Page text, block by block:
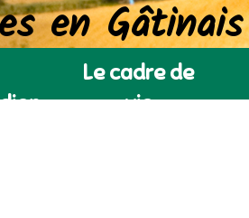
en Gâtinais
Le cadre de
vie